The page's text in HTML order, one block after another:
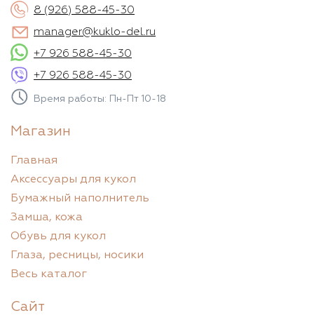
8 (926) 588-45-30
manager@kuklo-del.ru
+7 926 588-45-30
+7 926 588-45-30
Время работы: Пн-Пт 10-18
Магазин
Главная
Аксессуары для кукол
Бумажный наполнитель
Замша, кожа
Обувь для кукол
Глаза, ресницы, носики
Весь каталог
Сайт